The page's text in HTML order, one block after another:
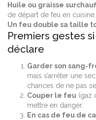
Huile ou graisse
de départ de feu en cuisine.
Un feu double sa taille
Premiers gestes
déclare
Garder son sang-
mais s’arrêter une
chances de ne pas
Couper le feu (gaz
mettre en danger.
En cas de feu de